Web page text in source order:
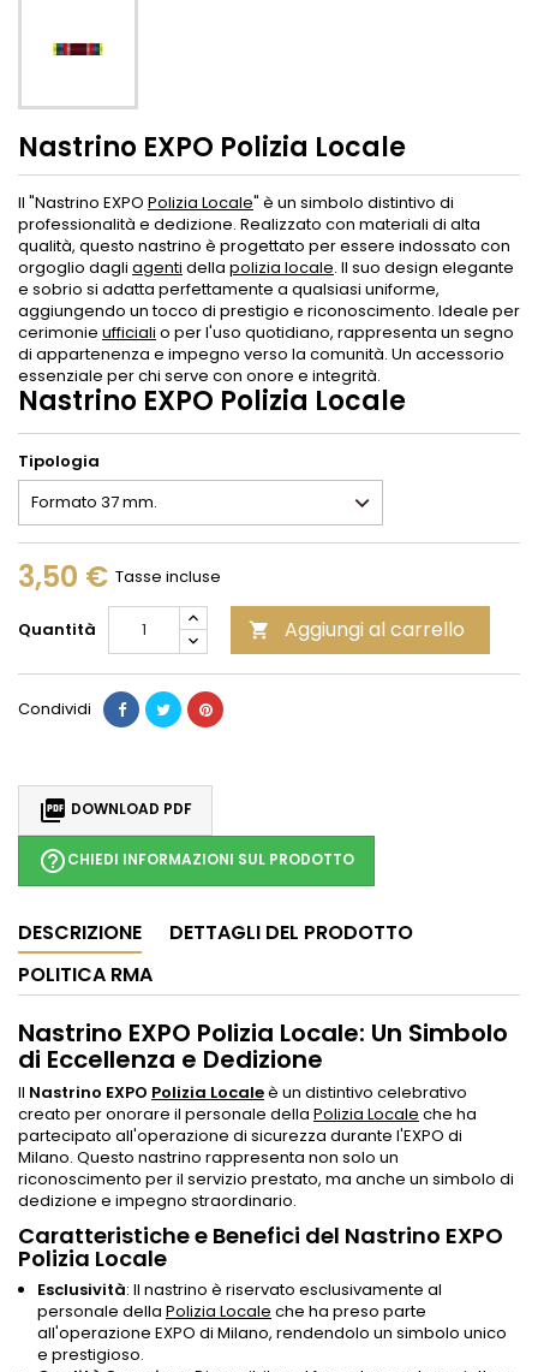
Nastrino EXPO Polizia Locale
Il "Nastrino EXPO Polizia Locale" è un simbolo distintivo di
professionalità e dedizione. Realizzato con materiali di alta
qualità, questo nastrino è progettato per essere indossato con
orgoglio dagli agenti della polizia locale. Il suo design elegante
e sobrio si adatta perfettamente a qualsiasi uniforme,
aggiungendo un tocco di prestigio e riconoscimento. Ideale per
cerimonie ufficiali o per l'uso quotidiano, rappresenta un segno
di appartenenza e impegno verso la comunità. Un accessorio
essenziale per chi serve con onore e integrità.
Nastrino EXPO Polizia Locale
Tipologia
3,50 € Tasse incluse
Quantità  Aggiungi al carrello
Condividi
 DOWNLOAD PDF
help_outlineCHIEDI INFORMAZIONI SUL PRODOTTO
DESCRIZIONE
DETTAGLI DEL PRODOTTO
POLITICA RMA
Nastrino EXPO Polizia Locale: Un Simbolo
di Eccellenza e Dedizione
Il Nastrino EXPO Polizia Localeè un distintivo celebrativo
creato per onorare il personale della Polizia Locale che ha
partecipato all'operazione di sicurezza durante l'EXPO di
Milano. Questo nastrino rappresenta non solo un
riconoscimento per il servizio prestato, ma anche un simbolo di
dedizione e impegno straordinario.
Caratteristiche e Benefici del Nastrino EXPO
Polizia Locale
Esclusività: Il nastrino è riservato esclusivamente al
personale della Polizia Locale che ha preso parte
all'operazione EXPO di Milano, rendendolo un simbolo unico
e prestigioso.